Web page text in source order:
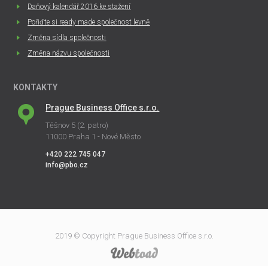
Daňový kalendář 2016 ke stažení
Pořiďte si ready made společnost levně
Změna sídla společnosti
Změna názvu společnosti
KONTAKTY
Prague Business Office s.r.o.
Těšnov 5 (2. patro)
11000 Praha 1 - Nové Město
+420 222 745 047
info@pbo.cz
2019 © Copyright Prague Business Office s.r.o.